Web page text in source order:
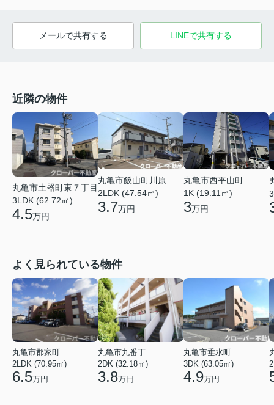
メールで共有する LINEで共有する
近隣の物件
丸亀市土器町東７丁目
3LDK (62.72㎡)
4.5万円
丸亀市飯山町川原
2LDK (47.54㎡)
3.7万円
丸亀市西平山町
1K (19.11㎡)
3万円
よく見られている物件
丸亀市郡家町
2LDK (70.95㎡)
6.5万円
丸亀市九番丁
2DK (32.18㎡)
3.8万円
丸亀市垂水町
3DK (63.05㎡)
4.9万円